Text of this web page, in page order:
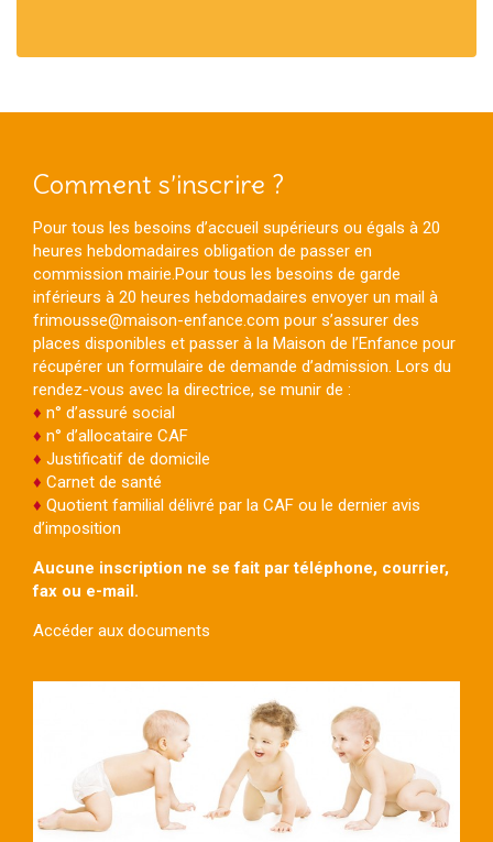
Comment s’inscrire ?
Pour tous les besoins d’accueil supérieurs ou égals à 20
heures hebdomadaires obligation de passer en
commission mairie.Pour tous les besoins de garde
inférieurs à 20 heures hebdomadaires envoyer un mail à
frimousse@maison-enfance.com pour s’assurer des
places disponibles et passer à la Maison de l’Enfance pour
récupérer un formulaire de demande d’admission. Lors du
rendez-vous avec la directrice, se munir de :
♦ n° d’assuré social
♦ n° d’allocataire CAF
♦ Justificatif de domicile
♦ Carnet de santé
♦ Quotient familial délivré par la CAF ou le dernier avis
d’imposition
Aucune inscription ne se fait par téléphone, courrier,
fax ou e-mail.
Accéder aux documents